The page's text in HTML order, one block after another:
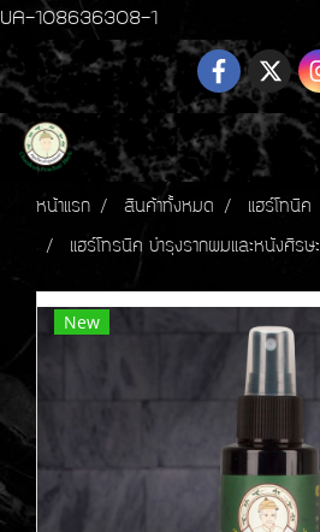
UA-108636308-1
หน้าแรก สินค้าทั้งหมด แฮร์โทนิค
แฮร์โทรนิค บำรุงรากผมและหนังศีรษะ
New